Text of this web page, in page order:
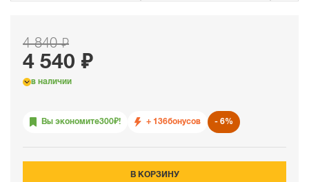
4 840 ₽
4 540 ₽
в наличии
Вы экономите300₽! + 136бонусов 6%
В КОРЗИНУ